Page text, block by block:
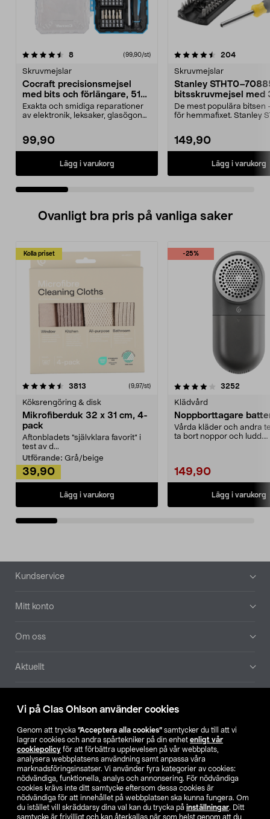
Vi på Clas Ohlson använder cookies
Genom att trycka ”Acceptera alla cookies” samtycker du till att vi
lagrar cookies och andra spårtekniker på din enhet enligt vår
cookiepolicy för att förbättra upplevelsen på vår webbplats,
analysera webbplatsens användning samt anpassa våra
marknadsföringsinsatser. Vi använder fyra kategorier av cookies:
nödvändiga, funktionella, analys och annonsering. För nödvändiga
cookies krävs inte ditt samtycke eftersom dessa cookies är
nödvändiga för att innehållet på webbplatsen ska kunna fungera. Om
du istället vill skräddarsy dina val kan du trycka på inställningar. Ditt
samtycke är frivilligt och kan återkallas när som helst genom att du
8recensioner (99,90/st)
Skruvmejslar
Cocraft precisionsmejsel
med bits och förlängare, 51
delar
Exakta och smidiga reparationer
av elektronik, leksaker, glasögon
99,90
Lägg i varukorg
4.5 av 5 stjärnor 204
Skruvmejslar
Stanley
bitsskruvmejsel med
De mest populära bitsen
för hemmafixet. Stanley
149,90
Lägg i varukorg
5.0 av 5 stjärnor
Ovanligt bra pris på vanliga saker
Kolla priset
3813 (9,97/st)
Köksrengöring & disk
Mikrofiberduk 32 x 31 cm, 4-
pack
Aftonbladets "självklara favorit” i
test av d...
Utförande: Grå/beige
39,90
Lägg i varukorg
-25%
4.0av 5 stjärnor 3252
Klädvård
Noppborttagare
Vårda kläder och andra
ta bort noppor och ludd.
149,90
Lägg i varukorg
4.5av 5 stjärnor
Sidfot
Kundservice
Mitt konto
Om oss
Aktuellt
Hitta butik
SE NO FI